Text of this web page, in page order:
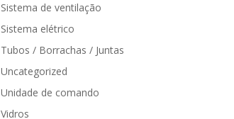
Sistema de ventilação
Sistema elétrico
Tubos / Borrachas / Juntas
Uncategorized
Unidade de comando
Vidros